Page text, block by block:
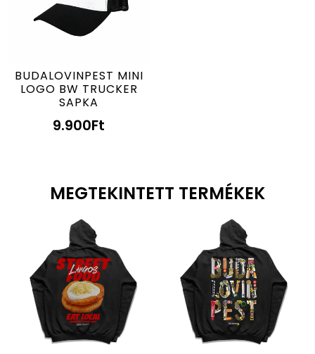
BUDALOVINPEST MINI
LOGO BW TRUCKER
SAPKA
9.900Ft
MEGTEKINTETT TERMÉKEK